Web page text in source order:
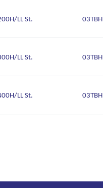
LL St.
LL St.
LL St.